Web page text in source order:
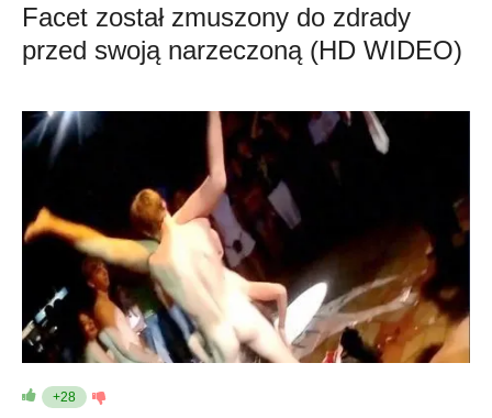
Facet został zmuszony do zdrady
przed swoją narzeczoną (HD WIDEO)
+28